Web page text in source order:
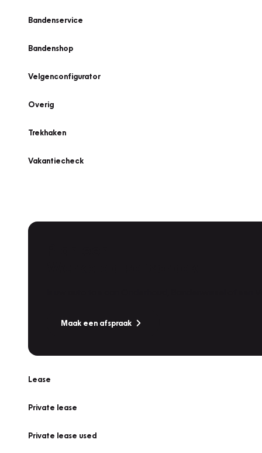
Bandenservice
Bandenshop
Velgenconfigurator
Overig
Trekhaken
Vakantiecheck
Maak een afspraak
Lease
Private lease
Private lease used